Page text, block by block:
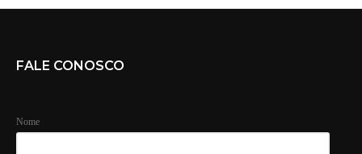
FALE CONOSCO
Nome